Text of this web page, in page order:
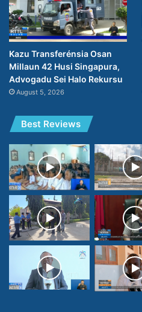
Kazu Transferénsia Osan
Millaun 42 Husi Singapura,
Advogadu Sei Halo Rekursu
August 5, 2026
Best Reviews